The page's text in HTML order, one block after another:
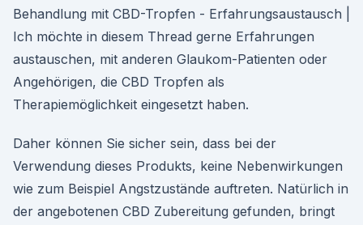
Behandlung mit CBD-Tropfen - Erfahrungsaustausch |
Ich möchte in diesem Thread gerne Erfahrungen
austauschen, mit anderen Glaukom-Patienten oder
Angehörigen, die CBD Tropfen als
Therapiemöglichkeit eingesetzt haben.
Daher können Sie sicher sein, dass bei der
Verwendung dieses Produkts, keine Nebenwirkungen
wie zum Beispiel Angstzustände auftreten. Natürlich in
der angebotenen CBD Zubereitung gefunden, bringt